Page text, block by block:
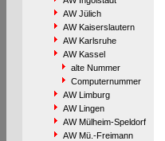
AW Jülich
AW Kaiserslautern
AW Karlsruhe
AW Kassel
alte Nummer
Computernummer
AW Limburg
AW Lingen
AW Mülheim-Speldorf
AW Mü.-Freimann